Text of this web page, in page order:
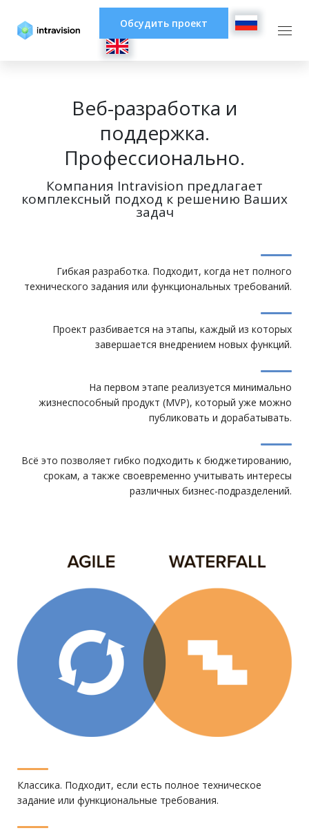
Обсудить проект
Веб-разработка и
поддержка.
Профессионально.
Компания Intravision предлагает
комплексный подход к решению Ваших
задач
Гибкая разработка. Подходит, когда нет полного
технического задания или функциональных требований.
Проект разбивается на этапы, каждый из которых
завершается внедрением новых функций.
На первом этапе реализуется минимально
жизнеспособный продукт (MVP), который уже можно
публиковать и дорабатывать.
Всё это позволяет гибко подходить к бюджетированию,
срокам, а также своевременно учитывать интересы
различных бизнес-подразделений.
Классика. Подходит, если есть полное техническое
задание или функциональные требования.